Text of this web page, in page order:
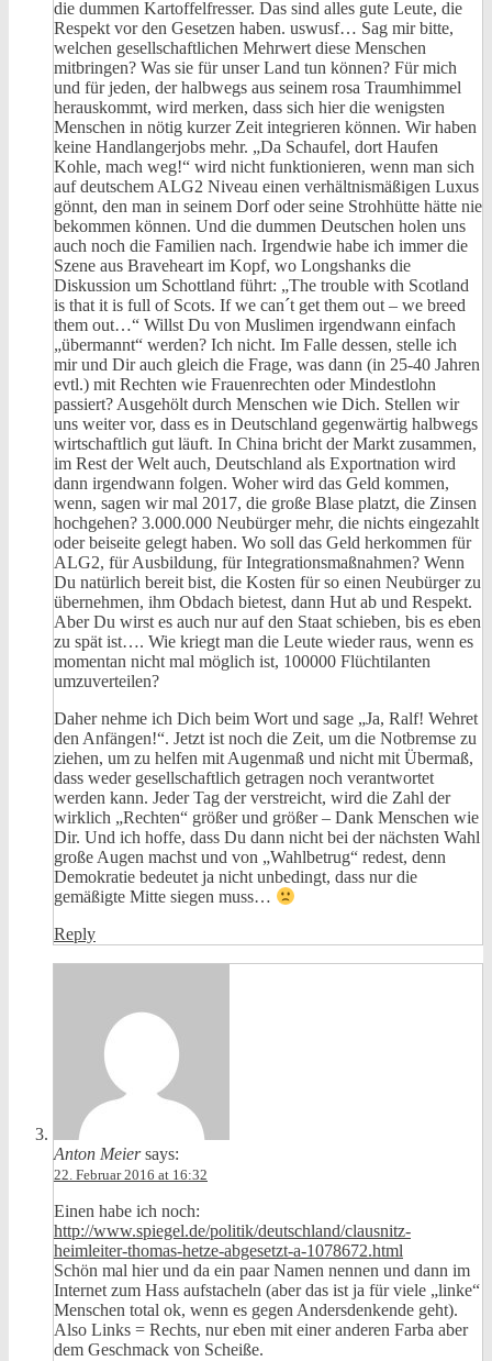
die dummen Kartoffelfresser. Das sind alles gute Leute, die
Respekt vor den Gesetzen haben. uswusf… Sag mir bitte,
welchen gesellschaftlichen Mehrwert diese Menschen
mitbringen? Was sie für unser Land tun können? Für mich
und für jeden, der halbwegs aus seinem rosa Traumhimmel
herauskommt, wird merken, dass sich hier die wenigsten
Menschen in nötig kurzer Zeit integrieren können. Wir haben
keine Handlangerjobs mehr. „Da Schaufel, dort Haufen
Kohle, mach weg!“ wird nicht funktionieren, wenn man sich
auf deutschem ALG2 Niveau einen verhältnismäßigen Luxus
gönnt, den man in seinem Dorf oder seine Strohhütte hätte nie
bekommen können. Und die dummen Deutschen holen uns
auch noch die Familien nach. Irgendwie habe ich immer die
Szene aus Braveheart im Kopf, wo Longshanks die
Diskussion um Schottland führt: „The trouble with Scotland
is that it is full of Scots. If we can´t get them out – we breed
them out…“ Willst Du von Muslimen irgendwann einfach
„übermannt“ werden? Ich nicht. Im Falle dessen, stelle ich
mir und Dir auch gleich die Frage, was dann (in 25-40 Jahren
evtl.) mit Rechten wie Frauenrechten oder Mindestlohn
passiert? Ausgehölt durch Menschen wie Dich. Stellen wir
uns weiter vor, dass es in Deutschland gegenwärtig halbwegs
wirtschaftlich gut läuft. In China bricht der Markt zusammen,
im Rest der Welt auch, Deutschland als Exportnation wird
dann irgendwann folgen. Woher wird das Geld kommen,
wenn, sagen wir mal 2017, die große Blase platzt, die Zinsen
hochgehen? 3.000.000 Neubürger mehr, die nichts eingezahlt
oder beiseite gelegt haben. Wo soll das Geld herkommen für
ALG2, für Ausbildung, für Integrationsmaßnahmen? Wenn
Du natürlich bereit bist, die Kosten für so einen Neubürger zu
übernehmen, ihm Obdach bietest, dann Hut ab und Respekt.
Aber Du wirst es auch nur auf den Staat schieben, bis es eben
zu spät ist…. Wie kriegt man die Leute wieder raus, wenn es
momentan nicht mal möglich ist, 100000 Flüchtilanten
umzuverteilen?
Daher nehme ich Dich beim Wort und sage „Ja, Ralf! Wehret
den Anfängen!“. Jetzt ist noch die Zeit, um die Notbremse zu
ziehen, um zu helfen mit Augenmaß und nicht mit Übermaß,
dass weder gesellschaftlich getragen noch verantwortet
werden kann. Jeder Tag der verstreicht, wird die Zahl der
wirklich „Rechten“ größer und größer – Dank Menschen wie
Dir. Und ich hoffe, dass Du dann nicht bei der nächsten Wahl
große Augen machst und von „Wahlbetrug“ redest, denn
Demokratie bedeutet ja nicht unbedingt, dass nur die
gemäßigte Mitte siegen muss…
Reply
Anton Meier says:
22. Februar 2016 at 16:32
Einen habe ich noch:
http://www.spiegel.de/politik/deutschland/clausnitz-
heimleiter-thomas-hetze-abgesetzt-a-1078672.html
Schön mal hier und da ein paar Namen nennen und dann im
Internet zum Hass aufstacheln (aber das ist ja für viele „linke“
Menschen total ok, wenn es gegen Andersdenkende geht).
Also Links = Rechts, nur eben mit einer anderen Farba aber
dem Geschmack von Scheiße.